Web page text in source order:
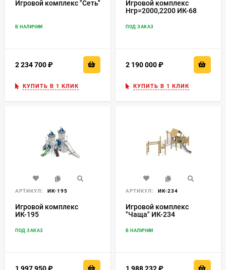
Игровой комплекс "Сеть"
В НАЛИЧИИ
2 234 700
КУПИТЬ В 1 КЛИК
Игровой комплекс
Нгр=2000,2200 ИК-68
ПОД ЗАКАЗ
2 190 000
КУПИТЬ В 1 КЛИК
АРТИКУЛ: ИК-195
Игровой комплекс
ИК-195
ПОД ЗАКАЗ
1 997 950
АРТИКУЛ: ИК-234
Игровой комплекс
"Чаща" ИК-234
В НАЛИЧИИ
1 988 232